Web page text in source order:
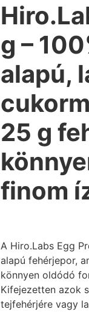
g –
alapú,
25 g
finom
A Hiro.Labs Egg
alapú fehérjepor,
könnyen oldódó
Kifejezetten azok
tejfehérjére vagy